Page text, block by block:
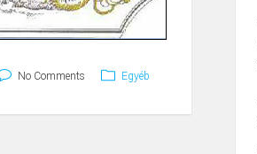
No Comments Egyéb